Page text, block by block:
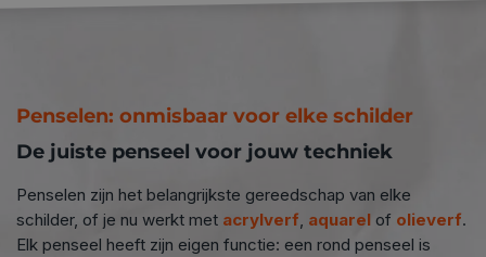
Penselen: onmisbaar voor elke schilder
De juiste penseel voor jouw techniek
Penselen zijn het belangrijkste gereedschap van elke
schilder, of je nu werkt met acrylverf, aquarel of olieverf.
Elk penseel heeft zijn eigen functie: een rond penseel is